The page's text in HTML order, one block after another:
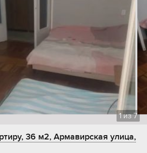
1из7
36 м2, Армавирская улица,